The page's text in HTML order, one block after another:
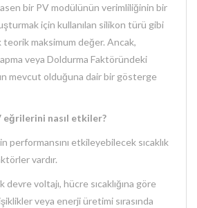
bir PV modülünün verimliliğinin bir
için kullanılan silikon türü gibi
teorik maksimum değer. Ancak,
veya Doldurma Faktöründeki
mevcut olduğuna dair bir gösterge
V eğrilerini nasıl etkiler?
performansını etkileyebilecek sıcaklık
vardır.
devre voltajı, hücre sıcaklığına göre
veya enerji üretimi sırasında